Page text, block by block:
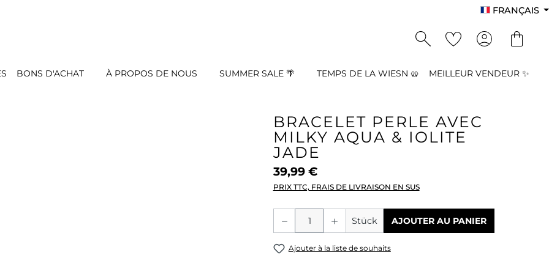
FRANÇAIS
BONS D'ACHAT À PROPOS DE NOUS SUMMER SALE 🌴 TEMPS DE LA WIESN 🥨 MEILLEUR VENDEUR ✨
BRACELET PERLE AVEC
MILKY AQUA & IOLITE
JADE
39,99 €
PRIX TTC, FRAIS DE LIVRAISON EN SUS
Quantité de produit : Entrez la
Stück AJOUTER AU PANIER
Ajouter à la liste de souhaits